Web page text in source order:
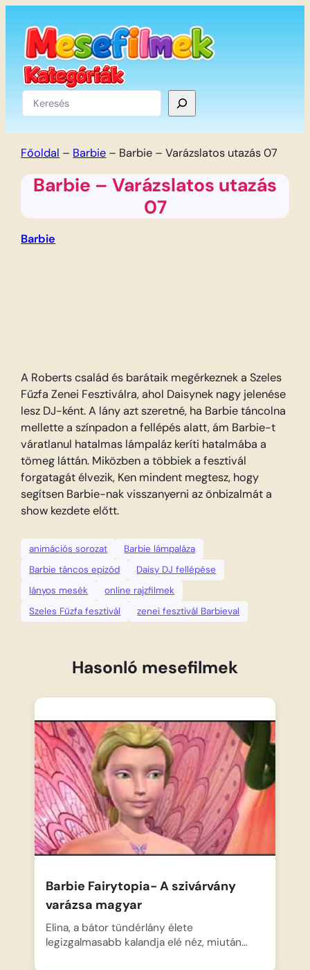
tartalomhoz
Keresés
Főoldal – Barbie – Barbie – Varázslatos utazás 07
Barbie – Varázslatos utazás
07
Barbie
A Roberts család és barátaik megérkeznek a Szeles
Fűzfa Zenei Fesztiválra, ahol Daisynek nagy jelenése
lesz DJ-ként. A lány azt szeretné, ha Barbie táncolna
mellette a színpadon a fellépés alatt, ám Barbie-t
váratlanul hatalmas lámpaláz keríti hatalmába a
tömeg láttán. Miközben a többiek a fesztivál
forgatagát élvezik, Ken mindent megtesz, hogy
segítsen Barbie-nak visszanyerni az önbizalmát a
show kezdete előtt.
animációs sorozat
Barbie lámpaláza
Barbie táncos epizód
Daisy DJ fellépése
lányos mesék
online rajzfilmek
Szeles Fűzfa fesztivál
zenei fesztivál Barbieval
Hasonló mesefilmek
Barbie Fairytopia- A szivárvány
varázsa magyar
Elina, a bátor tündérlány élete
legizgalmasabb kalandja elé néz, miután…